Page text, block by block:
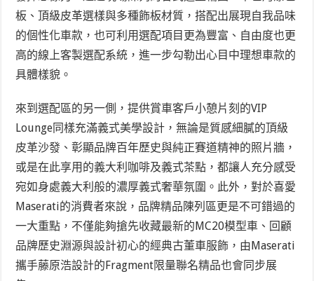
板、頂級皮革選樣與多種飾板材質，搭配出展現自我品味
的個性化車款，也可利用選配項目更為豐富、自由度也更
高的線上客製選配系統，進一步勾勒出心目中理想車款的
具體樣貌。
來到選配區的另一側，提供賞車客戶小憩片刻的VIP
Lounge同樣充滿義式美學設計，無論是質感細膩的頂級
皮革沙發、彰顯品牌百年歷史與純正賽道精神的照片牆，
或是在此享用的義大利咖啡及義式茶點，都讓人充分感受
宛如身處義大利般的濃厚義式奢華氛圍。此外，對於喜愛
Maserati的消費者來說，品牌精品陳列區更是不可錯過的
一大重點，不僅能夠搶先收藏最新的MC20模型車、回顧
品牌歷史淵源與設計初心的經典古董車服飾，由Maserati
攜手藤原浩設計的Fragment限量聯名精品也會同步展